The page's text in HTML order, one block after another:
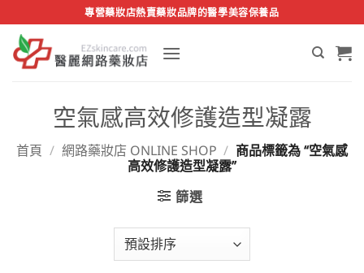
to
content
專營藥妝店熱賣藥妝品牌的醫學美容保養品
空氣感高效修護造型凝露
首頁 / 網路藥妝店 ONLINE SHOP / 商品標籤為 “空氣感
高效修護造型凝露”
篩選